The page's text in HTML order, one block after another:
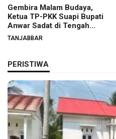
Gembira Malam Budaya,
Ketua TP-PKK Suapi Bupati
Anwar Sadat di Tengah
Warga
TANJABBAR
PERISTIWA